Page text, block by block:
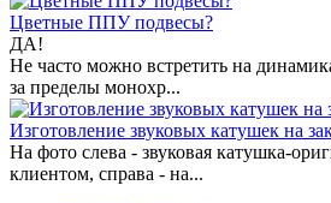
Цветные ППУ подвесы?
ДА!
Не часто можно встретить на
за пределы монохр...
Изготовление звуковых катушек на
На фото слева - звуковая катушка-
клиентом, справа - на...